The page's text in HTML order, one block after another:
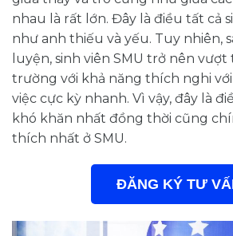
nhau là rất lớn. Đây là điều tất cả
như anh thiếu và yếu. Tuy nhiên,
luyện, sinh viên SMU trở nên vượt
trường với khả năng thích nghi
việc cực kỳ nhanh. Vì vậy, đây là
khó khăn nhất đồng thời cũng
thích nhất ở SMU.
ĐĂNG KÝ TƯ